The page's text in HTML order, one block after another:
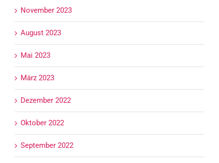
November 2023
August 2023
Mai 2023
März 2023
Dezember 2022
Oktober 2022
September 2022